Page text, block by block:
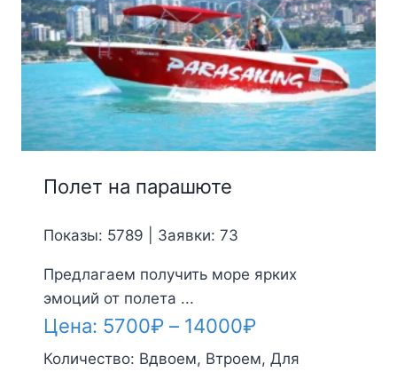
Полет на парашюте
Показы: 5789 | Заявки: 73
Предлагаем получить море ярких
эмоций от полета ...
Цена: 5700₽ – 14000₽Диапазон
цен:
Количество: Вдвоем, Втроем, Для